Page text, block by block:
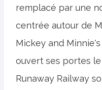
remplacé par une
centrée autour de
Mickey and
ouvert ses portes le
Runaway Railway